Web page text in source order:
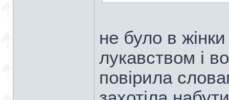
не було в жінки
лукавством і
повірила